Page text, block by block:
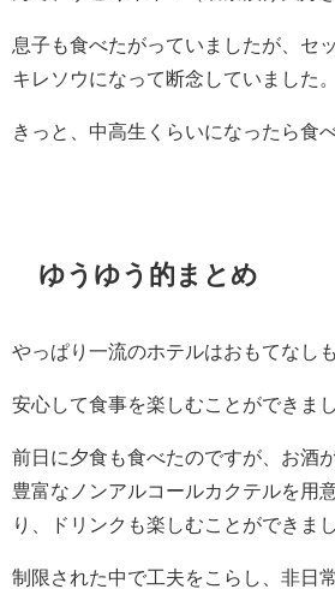
息子も食べたがっていましたが、セ
キレソウになって断念していました。
きっと、中高生くらいになったら食
ゆうゆう的まとめ
やっぱり一流のホテルはおもてなし
安心して食事を楽しむことができまし
前日に夕食も食べたのですが、お酒
豊富なノンアルコールカクテルを用
り、ドリンクも楽しむことができまし
制限された中で工夫をこらし、非日